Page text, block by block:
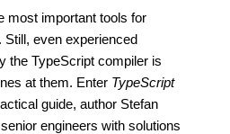
most important tools for
even experienced
the TypeScript compiler is
at them. Enter TypeScript
guide, author Stefan
engineers with solutions